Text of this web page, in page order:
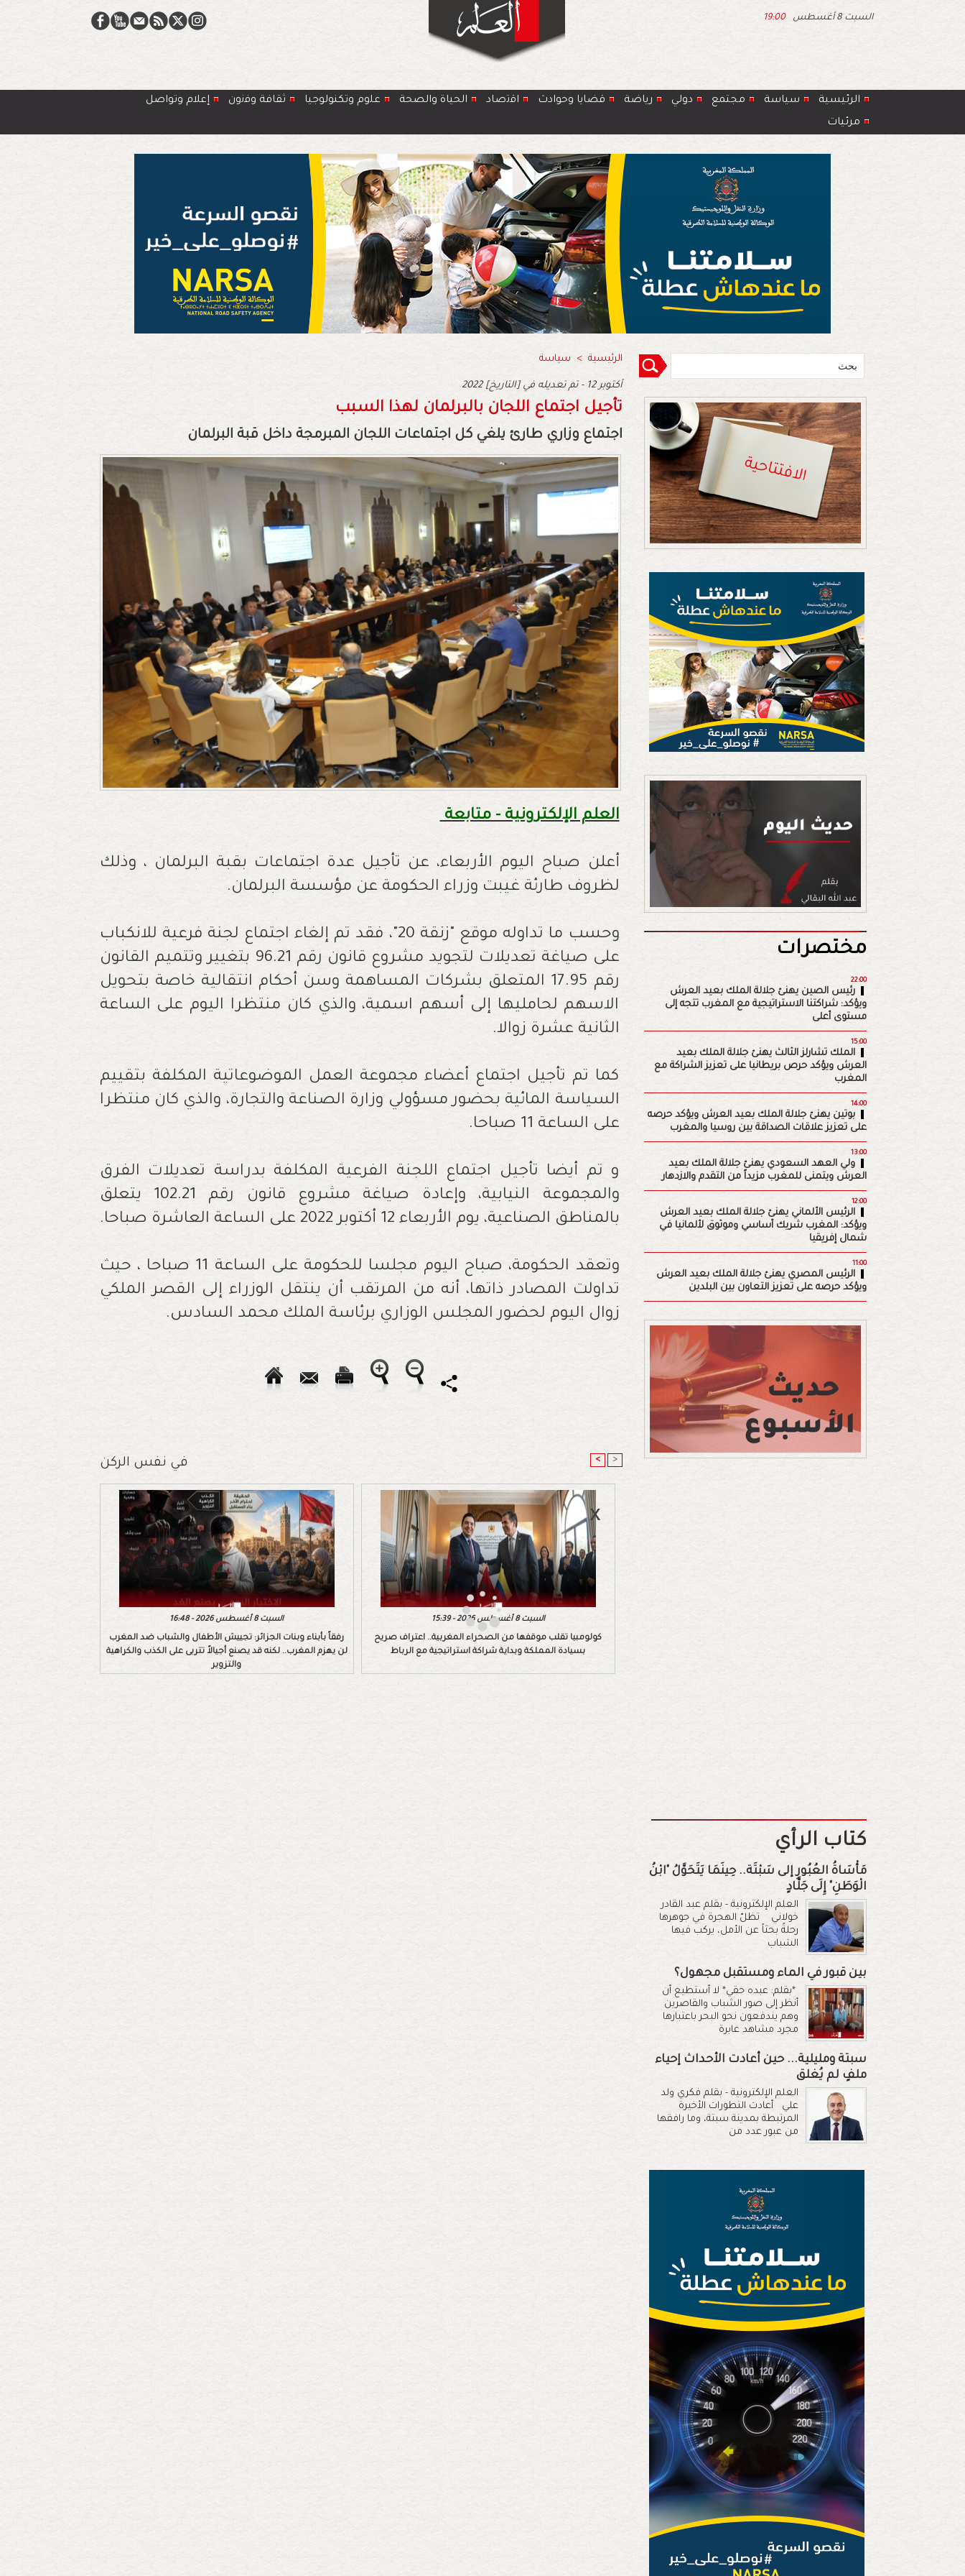
السبت 8 أغسطس 19:00
الرئيسية سياسة مجتمع دولي رياضة قضايا وحوادث اﻗﺗﺻﺎد الحياة والصحة ﻋﻠوم وتكنولوجيا ﺛﻘﺎﻓﺔ وﻓﻧون
إعلام وتواصل
مرئيات
الرئيسية > سياسة
2022 أكتوبر 12 - تم تعديله في [التاريخ]
تأجيل اجتماع اللجان بالبرلمان لهذا السبب
اجتماع وزاري طارئ يلغي كل اجتماعات اللجان المبرمجة داخل قبة البرلمان
العلم الإلكترونية - متابعة
أعلن صباح اليوم الأربعاء، عن تأجيل عدة اجتماعات بقبة البرلمان ، وذلك
لظروف طارئة غيبت وزراء الحكومة عن مؤسسة البرلمان.
وحسب ما تداوله موقع "زنقة 20"، فقد تم إلغاء اجتماع لجنة فرعية للانكباب
على صياغة تعديلات لتجويد مشروع قانون رقم 96.21 بتغيير وتتميم القانون
رقم 17.95 المتعلق بشركات المساهمة وسن أحكام انتقالية خاصة بتحويل
الاسهم لحامليها إلى أسهم اسمية، والذي كان منتظرا اليوم على الساعة
الثانية عشرة زوالا.
كما تم تأجيل اجتماع أعضاء مجموعة العمل الموضوعاتية المكلفة بتقييم
السياسة المائية بحضور مسؤولي وزارة الصناعة والتجارة، والذي كان منتظرا
على الساعة 11 صباحا.
و تم أيضا تأجيل اجتماع اللجنة الفرعية المكلفة بدراسة تعديلات الفرق
والمجموعة النيابية، وإعادة صياغة مشروع قانون رقم 102.21 يتعلق
بالمناطق الصناعية، يوم الأربعاء 12 أكتوبر 2022 على الساعة العاشرة صباحا.
وتعقد الحكومة، صباح اليوم مجلسا للحكومة على الساعة 11 صباحا ، حيث
تداولت المصادر ذاتها، أنه من المرتقب أن ينتقل الوزراء إلى القصر الملكي
زوال اليوم لحضور المجلس الوزاري برئاسة الملك محمد السادس.
في نفس الركن < >
السبت 8 أغسطس 2026 - 16:48
رفقاً بأبناء وبنات الجزائر: تجييش الأطفال والشباب ضد المغرب
لن يهزم المغرب.. لكنه قد يصنع أجيالاً تتربى على الكذب والكراهية
والتزوير
السبت 8 أغسطس 2026 - 15:39
كولومبيا تقلب موقفها من الصحراء المغربية.. اعتراف صريح
بسيادة المملكة وبداية شراكة استراتيجية مع الرباط
مختصرات
22:00
رئيس الصين يهنئ جلالة الملك بعيد العرش
ويؤكد: شراكتنا الاستراتيجية مع المغرب تتجه إلى
مستوى أعلى
15:00
الملك تشارلز الثالث يهنئ جلالة الملك بعيد
العرش ويؤكد حرص بريطانيا على تعزيز الشراكة مع
المغرب
14:00
بوتين يهنئ جلالة الملك بعيد العرش ويؤكد حرصه
على تعزيز علاقات الصداقة بين روسيا والمغرب
13:00
ولي العهد السعودي يهنئ جلالة الملك بعيد
العرش ويتمنى للمغرب مزيداً من التقدم والازدهار
12:00
الرئيس الألماني يهنئ جلالة الملك بعيد العرش
ويؤكد: المغرب شريك أساسي وموثوق لألمانيا في
شمال إفريقيا
11:00
الرئيس المصري يهنئ جلالة الملك بعيد العرش
ويؤكد حرصه على تعزيز التعاون بين البلدين
كتاب الرأي
مَأْسَاةُ العُبُورِ إلى سَبْتَة.. حِينَمَا يَتَحَوَّلُ "ابْنُ
الْوَطَنِ" إِلَى جَلَّادٍ
العلم الإلكترونية - بقلم عبد القادر
خولاني تظلّ الهجرة في جوهرها
رحلةً بحثاً عن الأمل، يركب فيها
الشباب
بين قبور في الماء ومستقبل مجهول؟
*بقلم: عبده حقي* لا أستطيع أن
أنظر إلى صور الشباب والقاصرين
وهم يندفعون نحو البحر باعتبارها
مجرد مشاهد عابرة
سبتة ومليلية... حين أعادت الأحداث إحياء
ملفٍ لم يُغلق
العلم الإلكترونية - بقلم فكري ولد
علي أعادت التطورات الأخيرة
المرتبطة بمدينة سبتة، وما رافقها
من عبور عدد من